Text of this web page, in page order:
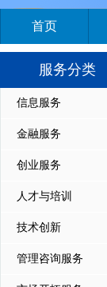
首页
服务分类
信息服务
金融服务
创业服务
人才与培训
技术创新
管理咨询服务